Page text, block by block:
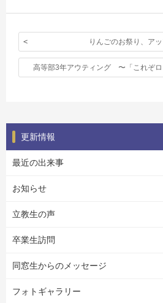
りんごのお祭り、ア
高等部3年アウティング 〜「これぞロ
更新情報
最近の出来事
お知らせ
立教生の声
卒業生訪問
同窓生からのメッセージ
フォトギャラリー